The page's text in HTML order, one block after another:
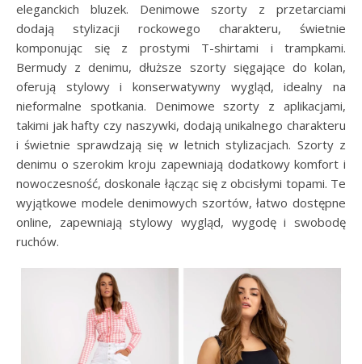
eleganckich bluzek. Denimowe szorty z przetarciami
dodają stylizacji rockowego charakteru, świetnie
komponując się z prostymi T-shirtami i trampkami.
Bermudy z denimu, dłuższe szorty sięgające do kolan,
oferują stylowy i konserwatywny wygląd, idealny na
nieformalne spotkania. Denimowe szorty z aplikacjami,
takimi jak hafty czy naszywki, dodają unikalnego charakteru
i świetnie sprawdzają się w letnich stylizacjach. Szorty z
denimu o szerokim kroju zapewniają dodatkowy komfort i
nowoczesność, doskonale łącząc się z obcisłymi topami. Te
wyjątkowe modele denimowych szortów, łatwo dostępne
online, zapewniają stylowy wygląd, wygodę i swobodę
ruchów.